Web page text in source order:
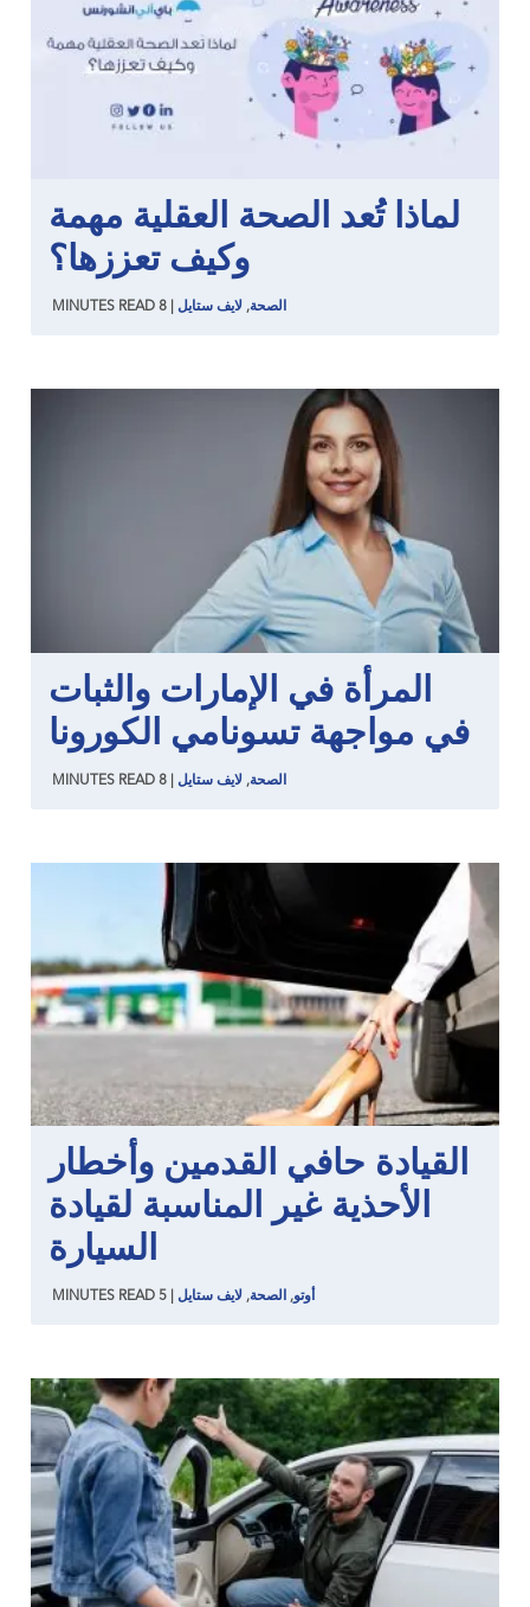
لماذا تُعد الصحة العقلية مهمة
وكيف تعززها؟
الصحة, لايف ستايل 8
MINUTES READ
المرأة في الإمارات والثبات
في مواجهة تسونامي الكورونا
الصحة, لايف ستايل 8
MINUTES READ
القيادة حافي القدمين وأخطار
الأحذية غير المناسبة لقيادة
السيارة
أوتو, الصحة, لايف ستايل 5
MINUTES READ